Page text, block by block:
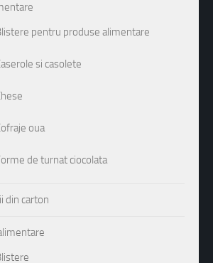
pentru produse alimentare
si casolete
oua
de turnat ciocolata
din carton